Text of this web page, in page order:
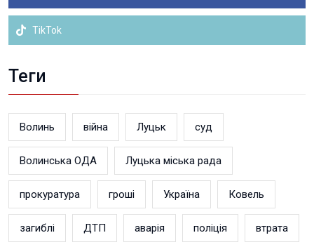
TikTok
Теги
Волинь війна Луцьк суд
Волинська ОДА Луцька міська рада
прокуратура гроші Україна Ковель
загиблі ДТП аварія поліція втрата